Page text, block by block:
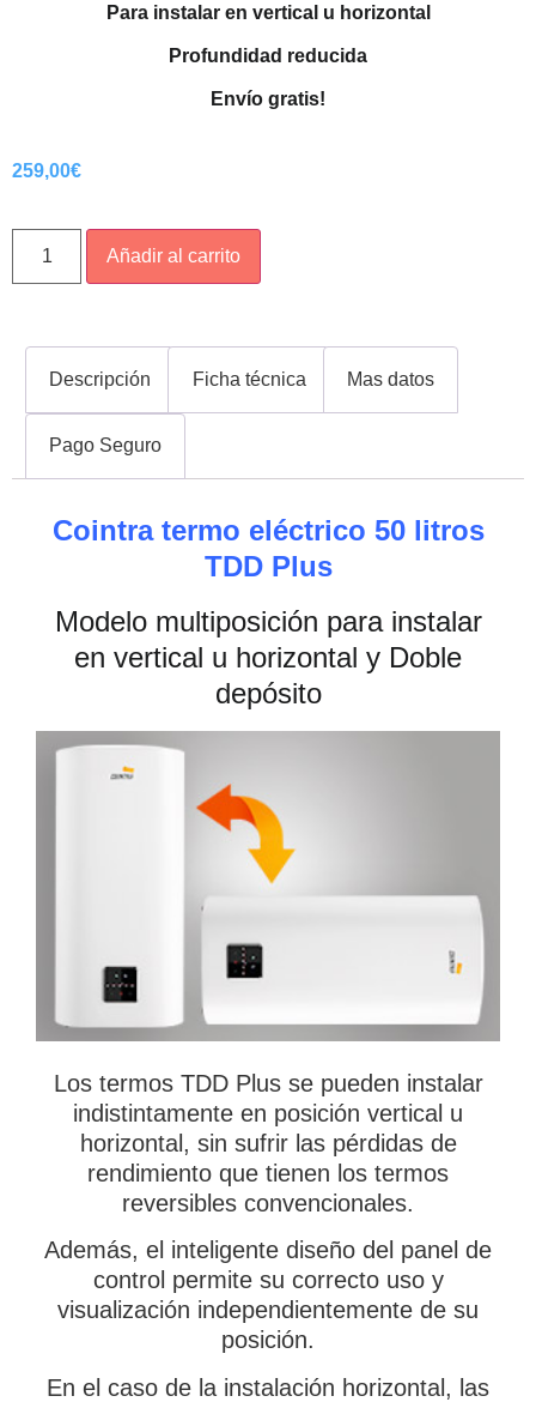
Para instalar en vertical u horizontal
Profundidad reducida
Envío gratis!
259,00€
Añadir al carrito
Descripción Ficha técnica Mas datos
Pago Seguro
Cointra termo eléctrico 50 litros
TDD Plus
Modelo multiposición para instalar
en vertical u horizontal y Doble
depósito
Los termos TDD Plus se pueden instalar
indistintamente en posición vertical u
horizontal, sin sufrir las pérdidas de
rendimiento que tienen los termos
reversibles convencionales.
Además, el inteligente diseño del panel de
control permite su correcto uso y
visualización independientemente de su
posición.
En el caso de la instalación horizontal, las